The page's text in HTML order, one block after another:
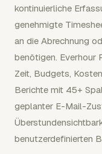
kontinuierliche
genehmigte
an die Abrechnung
benötigen. Everhour
Zeit, Budgets,
Berichte mit 45+
geplanter E-Mail-
benutzerdefinierten